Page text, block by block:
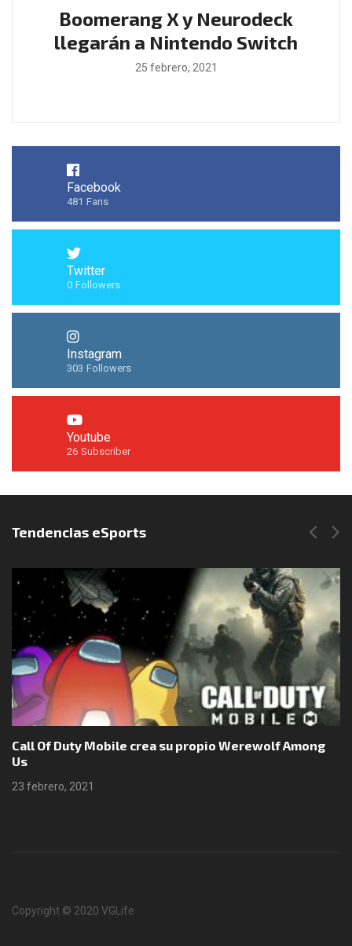
Switch
Filtra usuario gameplay de
Rainbow Six Quarantine
25 febrero, 2021
Facebook
481 Fans
Twitter
0 Followers
Instagram
303 Followers
Youtube
26 Subscriber
Síguenos en Instagram
Tendencias eSports
Call Of Duty Mobile crea su propio Werewolf Among
Us
23 febrero, 2021
Copyright © 2020 VGLife